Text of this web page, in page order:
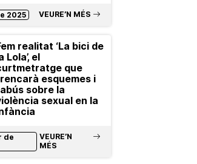
2025 VEURE’N MÉS
realitat ‘La bici de
Lola’, el
que
esquemes i
sobre la
sexual en la
de
VEURE’N
MÉS